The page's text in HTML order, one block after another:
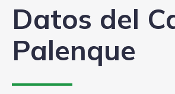
Datos del
Palenque